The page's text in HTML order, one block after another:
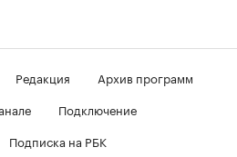
Редакция
Архив программ
Подключение
Подписка на РБК